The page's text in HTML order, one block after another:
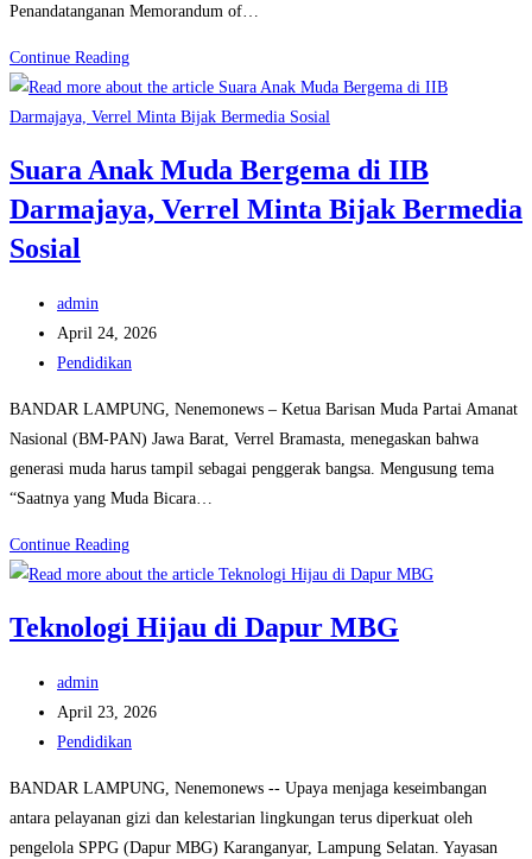
Penandatanganan Memorandum of…
Continue ReadingUMDP
Belajar
ke
Darmajaya,
Kampus
Akreditasi
Suara Anak Muda Bergema di IIB
Darmajaya, Verrel Minta Bijak Bermedia
Sosial
Post
author:
admin
Post
published:
April 24, 2026
Post
Pendidikan
BANDAR LAMPUNG, Nenemonews – Ketua Barisan Muda Partai Amanat
Nasional (BM-PAN) Jawa Barat, Verrel Bramasta, menegaskan bahwa
generasi muda harus tampil sebagai penggerak bangsa. Mengusung tema
“Saatnya yang Muda Bicara…
Continue ReadingSuara
Anak
Bergema
Darmajaya,
Verrel
Minta
Bijak
Bermedia
Teknologi Hijau di Dapur MBG
Post
author:
admin
Post
published:
April 23, 2026
Post
Pendidikan
BANDAR LAMPUNG, Nenemonews -- Upaya menjaga keseimbangan
antara pelayanan gizi dan kelestarian lingkungan terus diperkuat oleh
pengelola SPPG (Dapur MBG) Karanganyar, Lampung Selatan. Yayasan